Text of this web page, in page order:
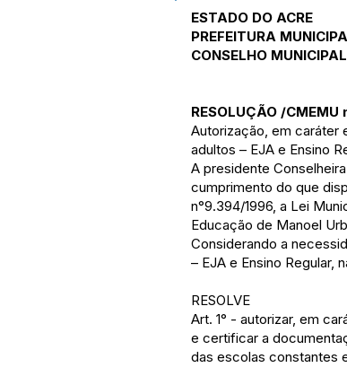
ESTADO DO ACRE
PREFEITURA
CONSELHO
RESOLUÇÃO /CMEMU
Autorização, em caráter
adultos – EJA e Ensino
A presidente
cumprimento do que
n°9.394/1996, a Lei
Educação de Manoel
Considerando a
– EJA e Ensino Regular,
RESOLVE
Art. 1° - autorizar, em
e certificar a
das escolas constantes